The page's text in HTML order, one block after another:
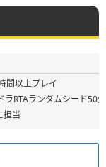
間以上プレイ
RTAランダムシード50
担当